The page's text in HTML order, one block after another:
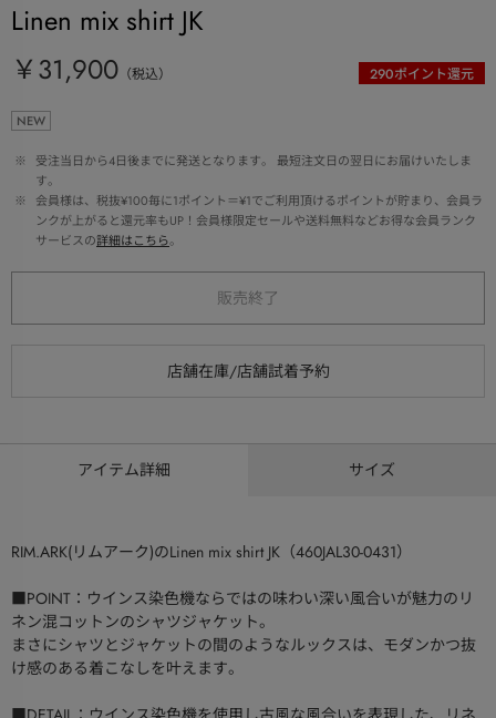
Linen mix shirt JK
￥31,900 （税込） 290ポイント還元
NEW
※
受注当日から4日後までに発送となります。 最短注文日の翌日にお届けいたしま
す。
※
会員様は、税抜¥100毎に1ポイント＝¥1でご利用頂けるポイントが貯まり、会員ラ
ンクが上がると還元率もUP！会員様限定セールや送料無料などお得な会員ランク
サービスの詳細はこちら。
販売終了
アイテム詳細 サイズ
RIM.ARK(リムアーク)のLinen mix shirt JK（460JAL30-0431）
■POINT：ウインス染色機ならではの味わい深い風合いが魅力のリ
ネン混コットンのシャツジャケット。
まさにシャツとジャケットの間のようなルックスは、モダンかつ抜
け感のある着こなしを叶えます。